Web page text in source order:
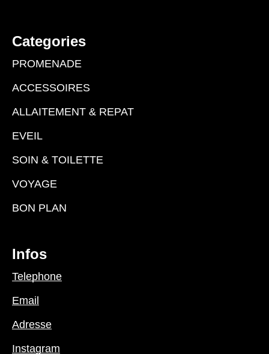
Categories
PROMENADE
ACCESSOIRES
ALLAITEMENT & REPAT
EVEIL
SOIN & TOILETTE
VOYAGE
BON PLAN
Infos
Telephone
Email
Adresse
Instagram